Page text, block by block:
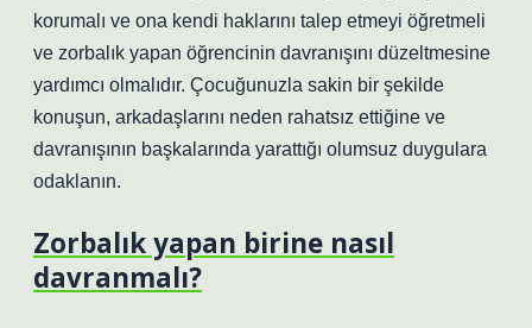
korumalı ve ona kendi haklarını talep etmeyi öğretmeli
ve zorbalık yapan öğrencinin davranışını düzeltmesine
yardımcı olmalıdır. Çocuğunuzla sakin bir şekilde
konuşun, arkadaşlarını neden rahatsız ettiğine ve
davranışının başkalarında yarattığı olumsuz duygulara
odaklanın.
Zorbalık yapan birine nasıl
davranmalı?